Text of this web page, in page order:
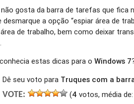
gosta da barra de tarefas que
desmarque a opção “espiar área de
de trabalho, bem como deixar
estas dicas para oWindows 7
Dê seu voto para Truques com a
VOTE:
(4 votos, média de: